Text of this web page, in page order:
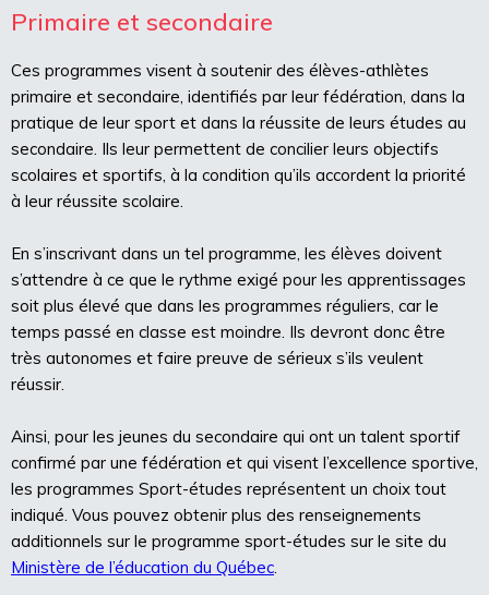
Primaire et secondaire
Ces programmes visent à soutenir des élèves-athlètes
primaire et secondaire, identifiés par leur fédération, dans la
pratique de leur sport et dans la réussite de leurs études au
secondaire. Ils leur permettent de concilier leurs objectifs
scolaires et sportifs, à la condition qu’ils accordent la priorité
à leur réussite scolaire.
En s’inscrivant dans un tel programme, les élèves doivent
s’attendre à ce que le rythme exigé pour les apprentissages
soit plus élevé que dans les programmes réguliers, car le
temps passé en classe est moindre. Ils devront donc être
très autonomes et faire preuve de sérieux s’ils veulent
réussir.
Ainsi, pour les jeunes du secondaire qui ont un talent sportif
confirmé par une fédération et qui visent l’excellence sportive,
les programmes Sport-études représentent un choix tout
indiqué. Vous pouvez obtenir plus des renseignements
additionnels sur le programme sport-études sur le site du
Ministère de l’éducation du Québec.